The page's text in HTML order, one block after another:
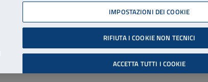
06 45539607
Accessibilità
Cerca
IMPOSTAZIONI DEI COOKIE
RIFIUTA I COOKIE NON TECNICI
ACCETTA TUTTI I COOKIE